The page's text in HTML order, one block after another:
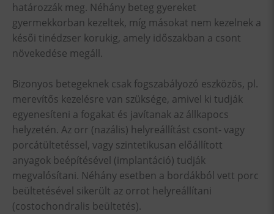
határozzák meg. Néhány beteg gyereket
gyermekkorban kezeltek, míg másokat nem kezelnek a
késői tinédzser korukig, amely időszakban a csont
növekedése megáll.
Bizonyos betegeknek csak fogszabályozó eszközös, pl.
merevítős kezelésre van szüksége, amivel ki tudják
egyenesíteni a fogakat és javítanak az állkapocs
helyzetén. Az orr (nazális) helyreállítást csont- vagy
porcátültetéssel, vagy szintetikusan előállított
anyagok beépítésével (implantáció) tudják
megvalósítani. Néhány esetben a bordákból vett porc
beültetésével sikerült az orrot helyreállítani
(costochondralis beültetés).